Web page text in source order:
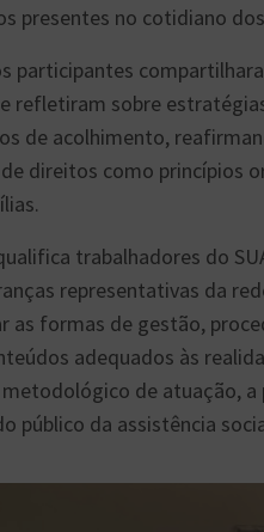
presentes no cotidiano
participantes
refletiram sobre
de acolhimento,
direitos como princípios
trabalhadores do
representativas da
as formas de gestão,
adequados às
de atuação,
público da assistência